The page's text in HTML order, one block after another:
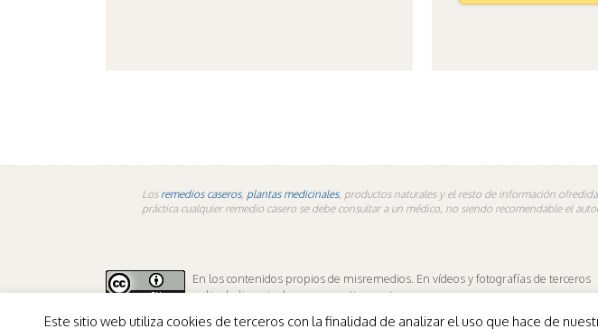
Los remedios caseros, plantas medicinales, productos naturales y el resto de información
práctica cualquier remedio casero se debe consultar a un médico, no siendo recomendable el
En los contenidos propios de misremedios. En vídeos y fotografías de terceros
aplica la licencia de sus respectivos autores.
Este sitio web utiliza cookies de terceros con la finalidad de analizar el uso que hace de